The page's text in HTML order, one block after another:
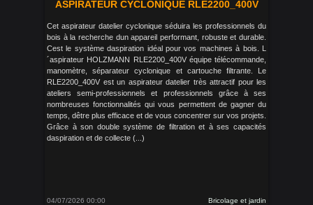
ASPIRATEUR CYCLONIQUE RLE2200_400V
Cet aspirateur datelier cyclonique séduira les professionnels du
bois à la recherche dun appareil performant, robuste et durable.
Cest le système daspiration idéal pour vos machines à bois. L
´aspirateur HOLZMANN RLE2200_400V équipe télécommande,
manomètre, séparateur cyclonique et cartouche filtrante. Le
RLE2200_400V est un aspirateur datelier très attractif pour les
ateliers semi-professionnels et professionnels grâce à ses
nombreuses fonctionnalités qui vous permettent de gagner du
temps, dêtre plus efficace et de vous concentrer sur vos projets.
Grâce à son double système de filtration et à ses capacités
daspiration et de collecte (...)
04/07/2026 00:00 Bricolage et jardin